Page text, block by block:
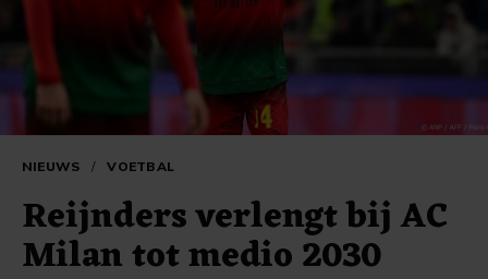
NIEUWS / VOETBAL
Reijnders verlengt bij AC
Milan tot medio 2030